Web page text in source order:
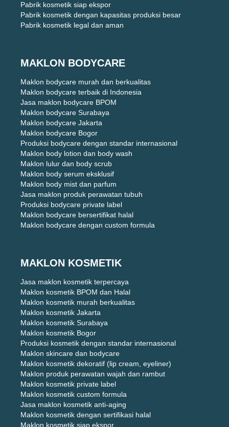
Pabrik kosmetik siap ekspor
Pabrik kosmetik dengan kapasitas produksi besar
Pabrik kosmetik legal dan aman
MAKLON BODYCARE
Maklon bodycare murah dan berkualitas
Maklon bodycare terbaik di Indonesia
Jasa maklon bodycare BPOM
Maklon bodycare Surabaya
Maklon bodycare Jakarta
Maklon bodycare Bogor
Produksi bodycare dengan standar internasional
Maklon body lotion dan body wash
Maklon lulur dan body scrub
Maklon body serum eksklusif
Maklon body mist dan parfum
Jasa maklon produk perawatan tubuh
Produksi bodycare private label
Maklon bodycare bersertifikat halal
Maklon bodycare dengan custom formula
MAKLON KOSMETIK
Jasa maklon kosmetik terpercaya
Maklon kosmetik BPOM dan Halal
Maklon kosmetik murah berkualitas
Maklon kosmetik Jakarta
Maklon kosmetik Surabaya
Maklon kosmetik Bogor
Produksi kosmetik dengan standar internasional
Maklon skincare dan bodycare
Maklon kosmetik dekoratif (lip cream, eyeliner)
Maklon produk perawatan wajah dan rambut
Maklon kosmetik private label
Maklon kosmetik custom formula
Jasa maklon kosmetik anti-aging
Maklon kosmetik dengan sertifikasi halal
Maklon kosmetik siap ekspor